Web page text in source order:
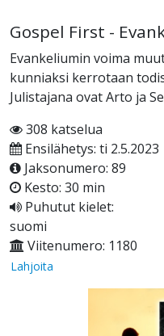
Gospel First -
Evankeliumin voima
kunniaksi kerrotaan
Julistajana ovat Arto ja
308 katselua
Ensilähetys: ti 2.5.2023
Jaksonumero: 89
Kesto: 30 min
Puhutut kielet:
suomi
Viitenumero: 1180
Lahjoita